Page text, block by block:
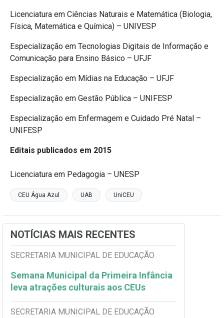
Licenciatura em Ciências Naturais e Matemática (Biologia,
Física, Matemática e Química) – UNIVESP
Especialização em Tecnologias Digitais de Informação e
Comunicação para Ensino Básico – UFJF
Especialização em Mídias na Educação – UFJF
Especialização em Gestão Pública – UNIFESP
Especialização em Enfermagem e Cuidado Pré Natal –
UNIFESP
Editais publicados em 2015
Licenciatura em Pedagogia – UNESP
CEU Água Azul UAB UniCEU
NOTÍCIAS MAIS RECENTES
SECRETARIA MUNICIPAL DE EDUCAÇÃO
Semana Municipal da Primeira Infância
leva atrações culturais aos CEUs
SECRETARIA MUNICIPAL DE EDUCAÇÃO